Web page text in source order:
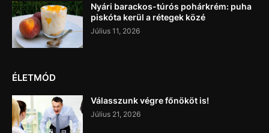
Nyári barackos-túrós pohárkrém: puha
piskóta kerül a rétegek közé
Július 11, 2026
ÉLETMÓD
Válasszunk végre főnököt is!
Július 21, 2026